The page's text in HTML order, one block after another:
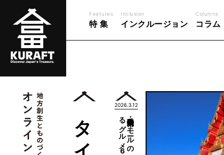
Features
特 集
Inclusion
インクルージョン
Columns
コラム
タイ料理
2026.3.12
〜